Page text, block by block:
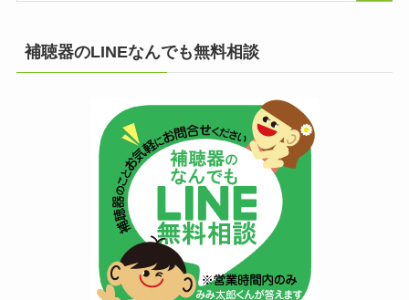
補聴器のLINEなんでも無料相談